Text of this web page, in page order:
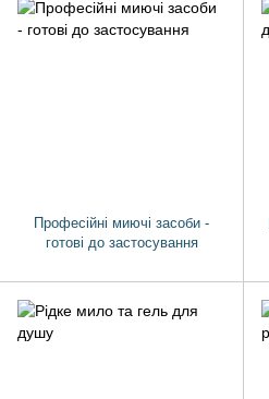
Професійні миючі засоби -
готові до застосування